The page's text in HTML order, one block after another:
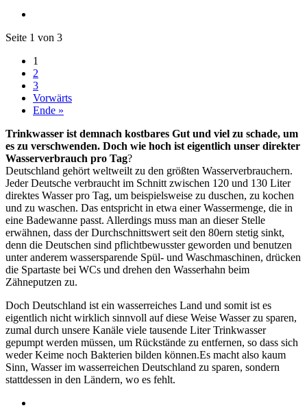
Seite 1 von 3
1
2
3
Vorwärts
Ende »
Trinkwasser ist demnach kostbares Gut und viel zu schade, um
es zu verschwenden. Doch wie hoch ist eigentlich unser direkter
Wasserverbrauch pro Tag?
Deutschland gehört weltweilt zu den größten Wasserverbrauchern.
Jeder Deutsche verbraucht im Schnitt zwischen 120 und 130 Liter
direktes Wasser pro Tag, um beispielsweise zu duschen, zu kochen
und zu waschen. Das entspricht in etwa einer Wassermenge, die in
eine Badewanne passt. Allerdings muss man an dieser Stelle
erwähnen, dass der Durchschnittswert seit den 80ern stetig sinkt,
denn die Deutschen sind pflichtbewusster geworden und benutzen
unter anderem wassersparende Spül- und Waschmaschinen, drücken
die Spartaste bei WCs und drehen den Wasserhahn beim
Zähneputzen zu.
Doch Deutschland ist ein wasserreiches Land und somit ist es
eigentlich nicht wirklich sinnvoll auf diese Weise Wasser zu sparen,
zumal durch unsere Kanäle viele tausende Liter Trinkwasser
gepumpt werden müssen, um Rückstände zu entfernen, so dass sich
weder Keime noch Bakterien bilden können.Es macht also kaum
Sinn, Wasser im wasserreichen Deutschland zu sparen, sondern
stattdessen in den Ländern, wo es fehlt.